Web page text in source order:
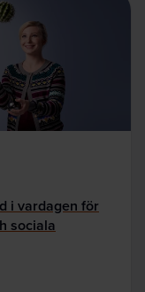
i vardagen för
sociala